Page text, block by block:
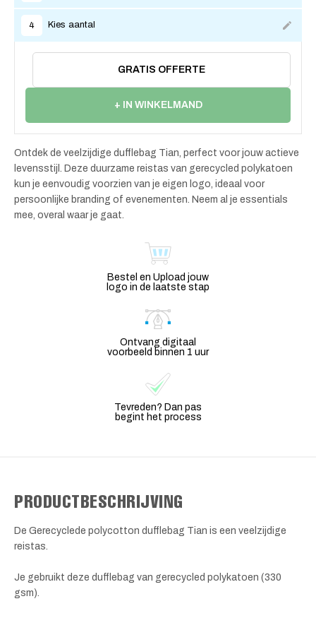
4 Kies aantal
GRATIS OFFERTE
+ IN WINKELMAND
Ontdek de veelzijdige dufflebag Tian, perfect voor jouw actieve
levensstijl. Deze duurzame reistas van gerecycled polykatoen
kun je eenvoudig voorzien van je eigen logo, ideaal voor
persoonlijke branding of evenementen. Neem al je essentials
mee, overal waar je gaat.
Bestel en Upload jouw
logo in de laatste stap
Ontvang digitaal
voorbeeld binnen 1 uur
Tevreden? Dan pas
begint het process
PRODUCTBESCHRIJVING
De Gerecyclede polycotton dufflebag Tian is een veelzijdige
reistas.
Je gebruikt deze dufflebag van gerecycled polykatoen (330
gsm).